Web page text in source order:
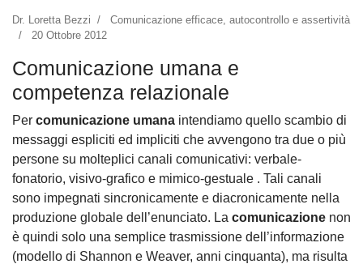
Dr. Loretta Bezzi
Comunicazione efficace, autocontrollo e assertività
20 Ottobre 2012
Comunicazione umana e
competenza relazionale
Per comunicazione umana intendiamo quello scambio di
messaggi espliciti ed impliciti che avvengono tra due o più
persone su molteplici canali comunicativi: verbale-
fonatorio, visivo-grafico e mimico-gestuale . Tali canali
sono impegnati sincronicamente e diacronicamente nella
produzione globale dell’enunciato. La comunicazione non
è quindi solo una semplice trasmissione dell’informazione
(modello di Shannon e Weaver, anni cinquanta), ma risulta